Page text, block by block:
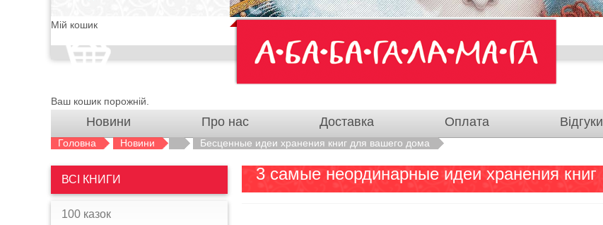
Мій кошик
Ваш кошик порожній.
Новини Про нас Доставка Оплата Відгуки
Головна Новини Бесценные идеи хранения книг для вашего дома
3 самые неординарные идеи хранения книг
ВСІ КНИГИ
100 казок